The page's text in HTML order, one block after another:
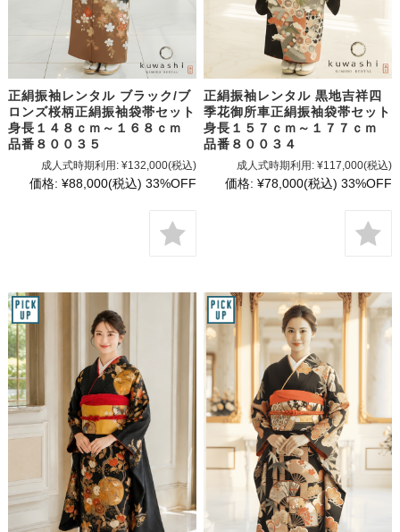
正絹振袖レンタル ブラック/ブ
ロンズ桜柄正絹振袖袋帯セット
身長１４８ｃｍ～１６８ｃｍ
品番８００３５
成人式時期利用: ¥132,000(税込)
価格: ¥88,000(税込) 33%OFF
正絹振袖レンタル 黒地吉祥四
季花御所車正絹振袖袋帯セット
身長１５７ｃｍ～１７７ｃｍ
品番８００３４
成人式時期利用: ¥117,000(税込)
価格: ¥78,000(税込) 33%OFF